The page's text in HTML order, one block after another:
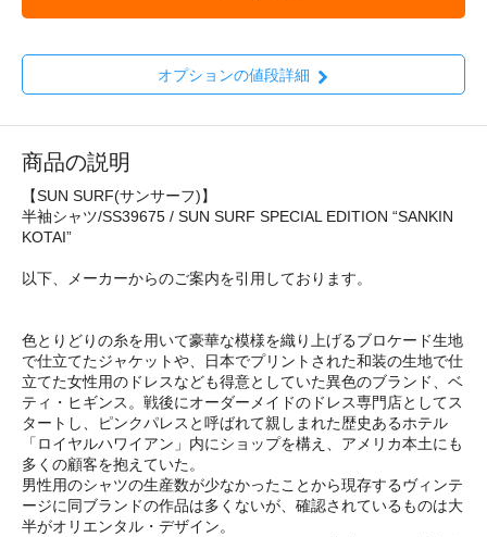
オプションの値段詳細
商品の説明
【SUN SURF(サンサーフ)】
半袖シャツ/SS39675 / SUN SURF SPECIAL EDITION “SANKIN
KOTAI”
以下、メーカーからのご案内を引用しております。
色とりどりの糸を用いて豪華な模様を織り上げるブロケード生地
で仕立てたジャケットや、日本でプリントされた和装の生地で仕
立てた女性用のドレスなども得意としていた異色のブランド、ベ
ティ・ヒギンス。戦後にオーダーメイドのドレス専門店としてス
タートし、ピンクパレスと呼ばれて親しまれた歴史あるホテル
「ロイヤルハワイアン」内にショップを構え、アメリカ本土にも
多くの顧客を抱えていた。
男性用のシャツの生産数が少なかったことから現存するヴィンテ
ージに同ブランドの作品は多くないが、確認されているものは大
半がオリエンタル・デザイン。